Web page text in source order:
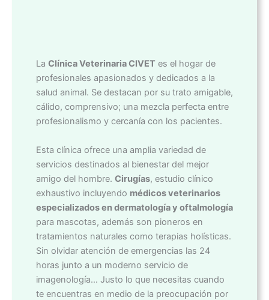
La Clínica Veterinaria CIVET es el hogar de
profesionales apasionados y dedicados a la
salud animal. Se destacan por su trato amigable,
cálido, comprensivo; una mezcla perfecta entre
profesionalismo y cercanía con los pacientes.
Esta clínica ofrece una amplia variedad de
servicios destinados al bienestar del mejor
amigo del hombre. Cirugías, estudio clínico
exhaustivo incluyendo médicos veterinarios
especializados en dermatología y oftalmología
para mascotas, además son pioneros en
tratamientos naturales como terapias holísticas.
Sin olvidar atención de emergencias las 24
horas junto a un moderno servicio de
imagenología… Justo lo que necesitas cuando
te encuentras en medio de la preocupación por